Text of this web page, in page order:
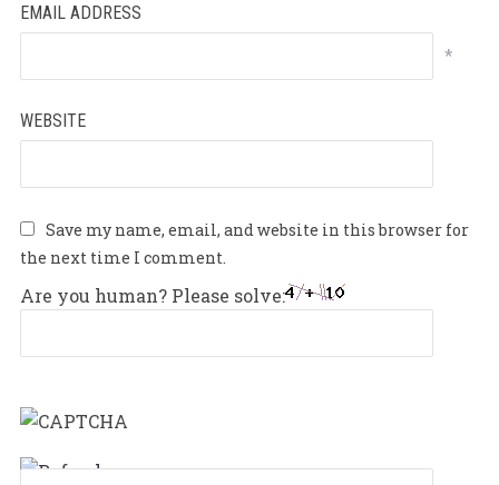
EMAIL ADDRESS
*
WEBSITE
Save my name, email, and website in this browser for
the next time I comment.
Are you human? Please solve: